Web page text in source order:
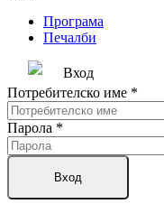
Програма
Печалби
Вход
Потребителско име *
Парола *
Вход